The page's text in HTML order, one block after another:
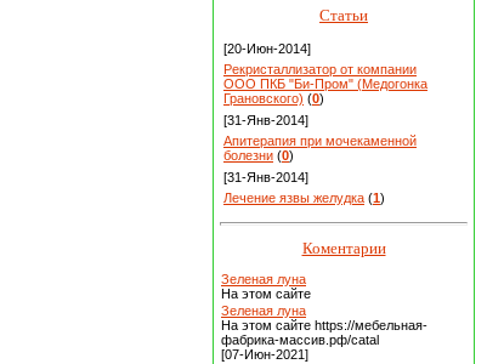
Статьи
[20-Июн-2014]
Рекристаллизатор от компании
ООО ПКБ "Би-Пром" (Медогонка
Грановского) (0)
[31-Янв-2014]
Апитерапия при мочекаменной
болезни (0)
[31-Янв-2014]
Лечение язвы желудка (1)
Коментарии
Зеленая луна
На этом сайте
Зеленая луна
На этом сайте https://мебельная-
фабрика-массив.рф/catal
[07-Июн-2021]